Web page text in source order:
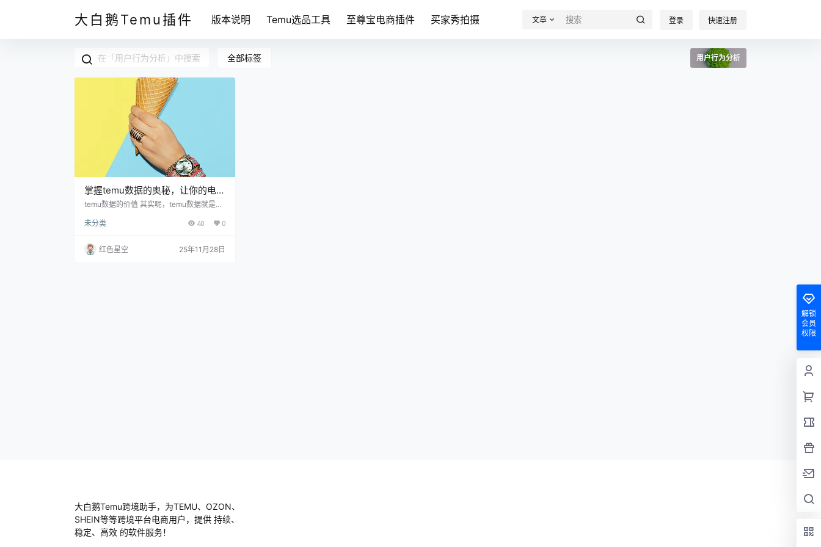
大白鹅Temu插件 版本说明 Temu选品工具 至尊宝电商插件 买家秀拍摄 文章 登录 快速注册
全部标签 用户行为分析
掌握temu数据的奥秘，让你的电商
业务在2025年实现飞跃！
temu数据的价值 其实呢，temu数据就是对
析。这些数据能告诉你哪些产品热销、客户
下，你在经营一家网店，如果你知道客户最
喜欢什么颜色、什么款式，你是不是能更有
未分类 40 0
红色星空 25年11月28日
解锁
会员
权限
大白鹅Temu跨境助手，为TEMU、OZON、
SHEIN等等跨境平台电商用户，提供 持续、
稳定、高效 的软件服务！